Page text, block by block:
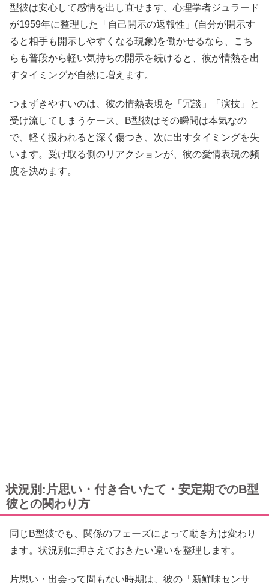
型彼は安心して感情を出し直せます。心理学者ジュラード
が1959年に整理した「自己開示の返報性」(自分が開示す
ると相手も開示しやすくなる現象)を働かせるなら、こち
らも普段から軽い気持ちの開示を続けると、彼が情熱を出
すタイミングが自然に増えます。
つまずきやすいのは、彼の情熱表現を「冗談」「演技」と
受け流してしまうケース。B型彼はその瞬間は本気なの
で、軽く扱われると深く傷つき、次に出すタイミングを失
います。受け取る側のリアクションが、彼の愛情表現の頻
度を決めます。
状況別:片思い・付き合いたて・安定期でのB型
彼との関わり方
同じB型彼でも、関係のフェーズによって動き方は変わり
ます。状況別に押さえておきたい違いを整理します。
片思い・出会って間もない時期は、彼の「新鮮味センサ